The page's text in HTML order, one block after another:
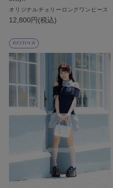
オリジナルチェリーロングワンピース
12,800円(税込)
RESTOCK